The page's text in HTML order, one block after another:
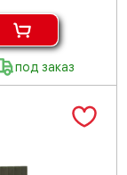
под заказ